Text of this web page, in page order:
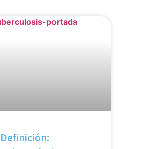
Definición: